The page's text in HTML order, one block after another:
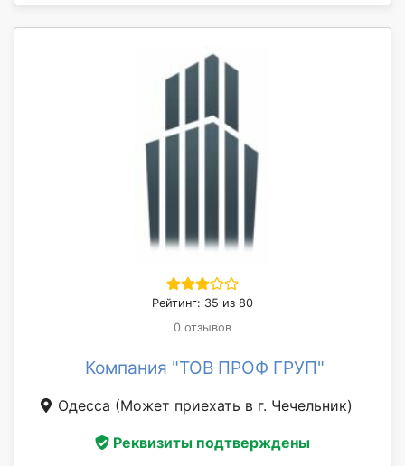
Рейтинг: 35 из 80
0 отзывов
Компания "ТОВ ПРОФ ГРУП"
Одесса (Может приехать в г. Чечельник)
Реквизиты подтверждены